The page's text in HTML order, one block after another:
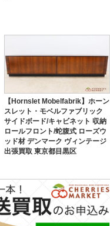
【Hornslet Mobelfabrik】ホーン
スレット・モベルファブリック
サイドボード/キャビネット 収納
ロールフロント/蛇腹式 ローズウ
ッド材 デンマーク ヴィンテージ
出張買取 東京都目黒区